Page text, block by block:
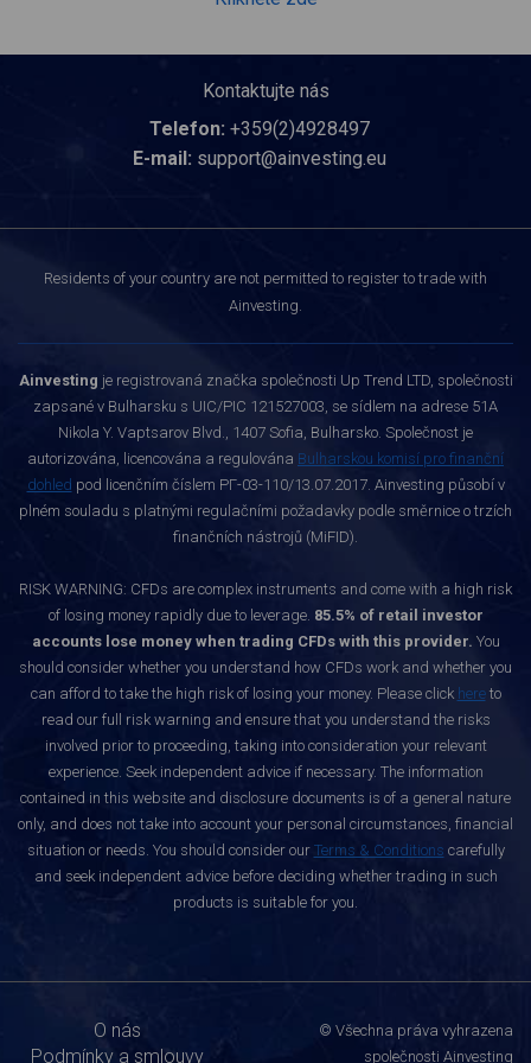
Kontaktujte nás
Telefon: +359(2)4928497
E-mail: support@ainvesting.eu
Residents of your country are not permitted to register to trade with
Ainvesting.
Ainvesting je registrovaná značka společnosti Up Trend LTD, společnosti
zapsané v Bulharsku s UIC/PIC 121527003, se sídlem na adrese 51A
Nikola Y. Vaptsarov Blvd., 1407 Sofia, Bulharsko. Společnost je
autorizována, licencována a regulována Bulharskou komisí pro finanční
dohled pod licenčním číslem РГ-03-110/13.07.2017. Ainvesting působí v
plném souladu s platnými regulačními požadavky podle směrnice o trzích
finančních nástrojů (MiFID).
RISK WARNING: CFDs are complex instruments and come with a high risk
of losing money rapidly due to leverage. 85.5% of retail investor
accounts lose money when trading CFDs with this provider. You
should consider whether you understand how CFDs work and whether you
can afford to take the high risk of losing your money. Please click hereto
read our full risk warning and ensure that you understand the risks
involved prior to proceeding, taking into consideration your relevant
experience. Seek independent advice if necessary. The information
contained in this website and disclosure documents is of a general nature
only, and does not take into account your personal circumstances, financial
situation or needs. You should consider our Terms & Conditions carefully
and seek independent advice before deciding whether trading in such
products is suitable for you.
O nás
Podmínky a smlouvy
© Všechna práva vyhrazena
společnosti Ainvesting